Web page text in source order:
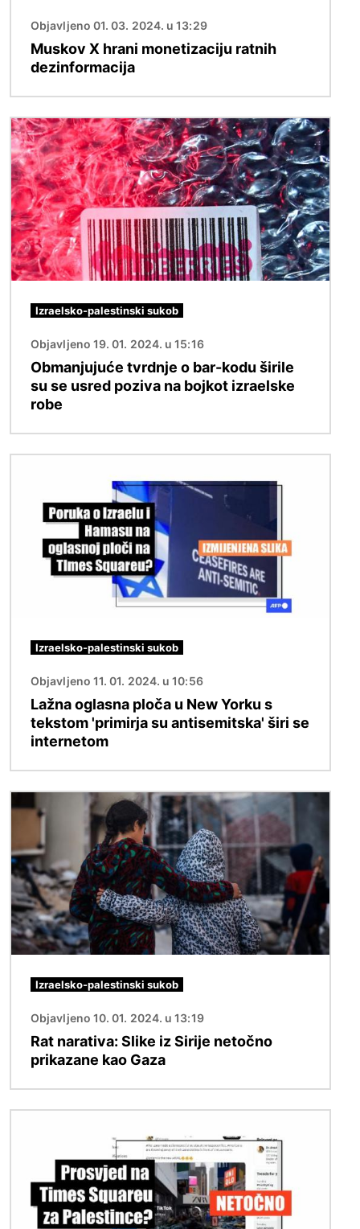
Objavljeno 01. 03. 2024. u 13:29
Muskov X hrani monetizaciju ratnih
dezinformacija
Slika
Izraelsko-palestinski sukob
Objavljeno 19. 01. 2024. u 15:16
Obmanjujuće tvrdnje o bar-kodu širile
su se usred poziva na bojkot izraelske
robe
Izraelsko-palestinski sukob
Objavljeno 11. 01. 2024. u 10:56
Lažna oglasna ploča u New Yorku s
tekstom 'primirja su antisemitska' širi se
internetom
Izraelsko-palestinski sukob
Objavljeno 10. 01. 2024. u 13:19
Rat narativa: Slike iz Sirije netočno
prikazane kao Gaza